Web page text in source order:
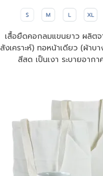
เสื้อยืดคอกลมแขนยาว ผลิตจ
สังเคราะห์) ทอหน้าเดียว (ผ้าบ
สีสด เป็นเงา ระบายอาก